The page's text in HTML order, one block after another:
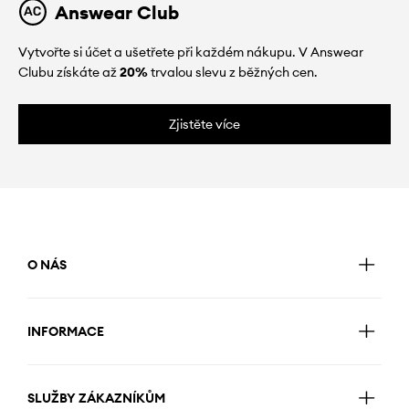
Answear Club
Vytvořte si účet a ušetřete při každém nákupu. V Answear
Clubu získáte až20%trvalou slevu z běžných cen.
Zjistěte více
O NÁS
INFORMACE
SLUŽBY ZÁKAZNÍKŮM